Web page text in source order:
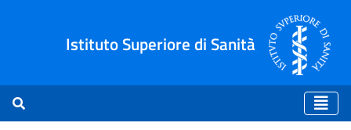
Istituto Superiore di Sanità